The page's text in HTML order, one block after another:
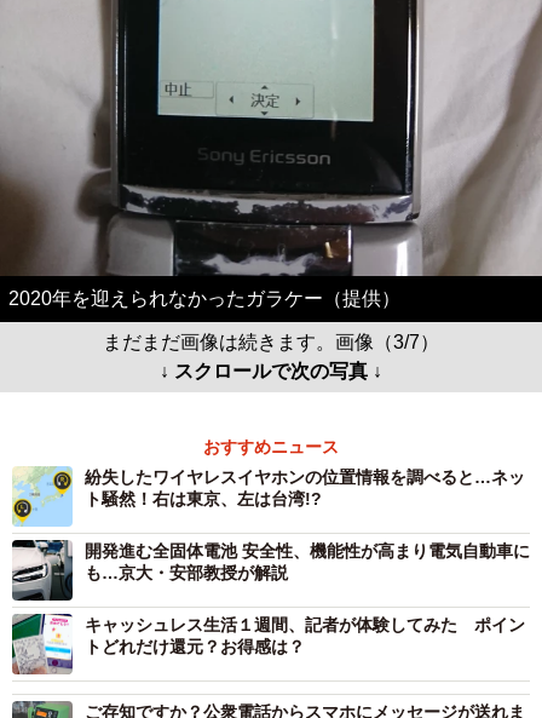
2020年を迎えられなかったガラケー（提供）
まだまだ画像は続きます。画像（3/7）
↓ スクロールで次の写真 ↓
おすすめニュース
紛失したワイヤレスイヤホンの位置情報を調べると…ネッ
ト騒然！右は東京、左は台湾!?
開発進む全固体電池 安全性、機能性が高まり電気自動車に
も…京大・安部教授が解説
キャッシュレス生活１週間、記者が体験してみた ポイン
トどれだけ還元？お得感は？
ご存知ですか？公衆電話からスマホにメッセージが送れま